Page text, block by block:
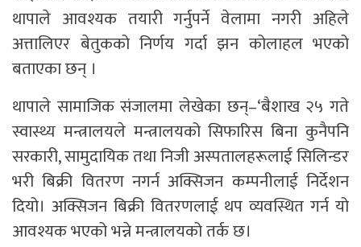
थापाले आवश्यक तयारी गर्नुपर्ने वेलामा नगरी अहिले
अत्तालिएर बेतुकको निर्णय गर्दा झन कोलाहल भएको
बताएका छन् ।
थापाले सामाजिक संजालमा लेखेका छन्–‘बैशाख २५ गते
स्वास्थ्य मन्त्रालयले मन्त्रालयको सिफारिस बिना कुनैपनि
सरकारी, सामुदायिक तथा निजी अस्पतालहरूलाई सिलिन्डर
भरी बिक्री वितरण नगर्न अक्सिजन कम्पनीलाई निर्देशन
दियो। अक्सिजन बिक्री वितरणलाई थप व्यवस्थित गर्न यो
आवश्यक भएको भन्ने मन्त्रालयको तर्क छ।